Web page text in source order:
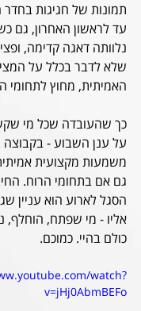
תמונות של חגיגות
עד לראשון האחרון, גם
נלוותה דאגה קדימה,
שלא לדבר בכלל על
האמיתית, מחוץ לתחומי
כך שהעובדה שכל מי
על ענן השבוע - בקבוצה
משמעות מקצועית
גם אם בתחומי הרוח.
הסגל לארוע הוא עניין
אליו - מי שפתח, הוחלף,
כולם בהיי. כמוכם.
watch?
v=jHj0AbmBEFo